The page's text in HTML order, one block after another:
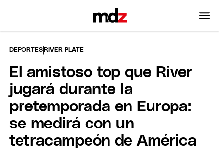
DEPORTES |RIVER PLATE
El amistoso top que River
jugará durante la
pretemporada en Europa:
se medirá con un
tetracampeón de América